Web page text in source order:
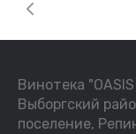
Винотека
Выборгский
поселение,